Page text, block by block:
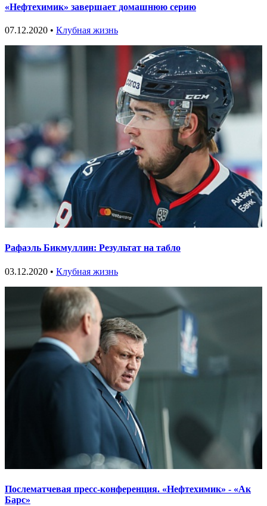
«Нефтехимик» завершает домашнюю серию
07.12.2020 • Клубная жизнь
Рафаэль Бикмуллин: Результат на табло
03.12.2020 • Клубная жизнь
Послематчевая пресс-конференция. «Нефтехимик» - «Ак
Барс»